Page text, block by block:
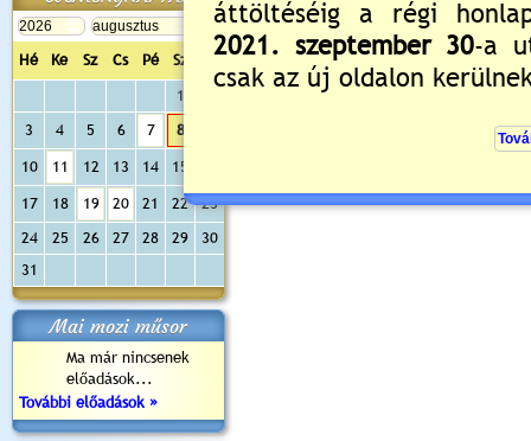
Hé Ke Sz Cs Pé Sz
Va
1
3
4 5 6 7 8
10 11 12 13 14 15
17 18 19 20 21 22
23
24
25 26 27 28 29
30
31
Mai mozi műsor
Ma már nincsenek
előadások...
További előadások »